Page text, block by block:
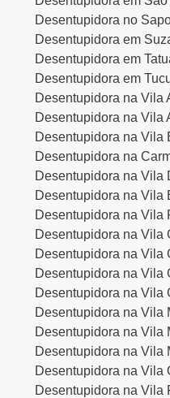
Desentupidora no
Desentupidora em
Desentupidora em
Desentupidora em
Desentupidora na Vila
Desentupidora na Vila
Desentupidora na Vila
Desentupidora na
Desentupidora na Vila
Desentupidora na Vila
Desentupidora na Vila
Desentupidora na Vila
Desentupidora na Vila
Desentupidora na Vila
Desentupidora na Vila
Desentupidora na Vila
Desentupidora na Vila
Desentupidora na Vila
Desentupidora na Vila
Desentupidora na Vila